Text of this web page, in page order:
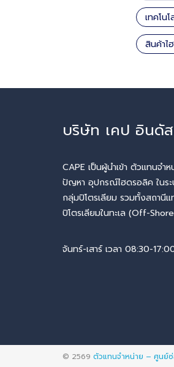
เทคโน
สินค้าไ
บริษัท เคป อินดั
CAPE เป็นผู้นำเข้า ตัวแทนจำ
ปัญหา อุปกรณ์ไฮดรอลิค ในระ
กลุ่มปิโตรเลียม รวมทั้งสถานีแ
ปิโตรเลียมในทะเล (Off-
จันทร์-เสาร์ เวลา 08:30-
© 2569 ตัวแทนจำหน่าย – ศูนย์